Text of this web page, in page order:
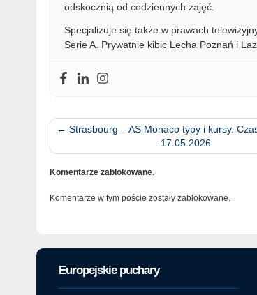
odskocznią od codziennych zajęć.
Specjalizuje się także w prawach
Serie A. Prywatnie kibic Lecha Poznań i
← Strasbourg – AS Monaco typy i kursy.
17.05.2026
Komentarze zablokowane.
Komentarze w tym poście zostały zablokowane.
Europejskie puchary